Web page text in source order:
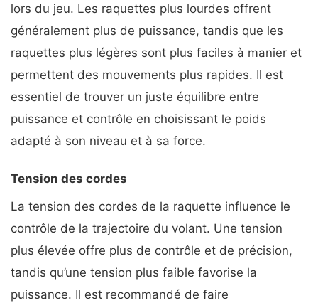
lors du jeu. Les raquettes plus lourdes offrent
généralement plus de puissance, tandis que les
raquettes plus légères sont plus faciles à manier et
permettent des mouvements plus rapides. Il est
essentiel de trouver un juste équilibre entre
puissance et contrôle en choisissant le poids
adapté à son niveau et à sa force.
Tension des cordes
La tension des cordes de la raquette influence le
contrôle de la trajectoire du volant. Une tension
plus élevée offre plus de contrôle et de précision,
tandis qu’une tension plus faible favorise la
puissance. Il est recommandé de faire